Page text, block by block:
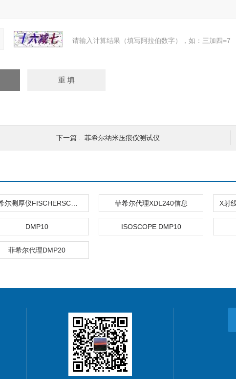
请输入计算结果（填写阿拉伯数字），如：三加四=7
下一篇 : 菲希尔纳米压痕仪测试仪
菲希尔代理XDL240信息
DMP10 ISOSCOPE DMP10
菲希尔代理DMP20